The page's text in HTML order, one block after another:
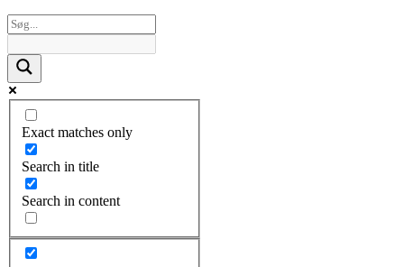
Exact matches only
Search in title
Search in content